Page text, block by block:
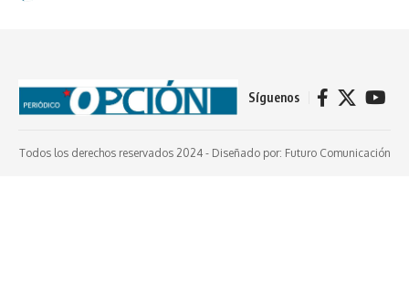
Síguenos
Todos los derechos reservados 2024 - Diseñado por: Futuro Comunicación